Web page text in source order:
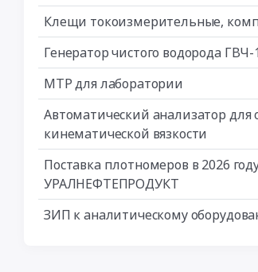
Клещи токоизмерительные,
Генератор чистого водорода ГВЧ-
МТР для лаборатории
Автоматический анализатор для
кинематической вязкости
Поставка плотномеров в 2026
УРАЛНЕФТЕПРОДУКТ
ЗИП к аналитическому